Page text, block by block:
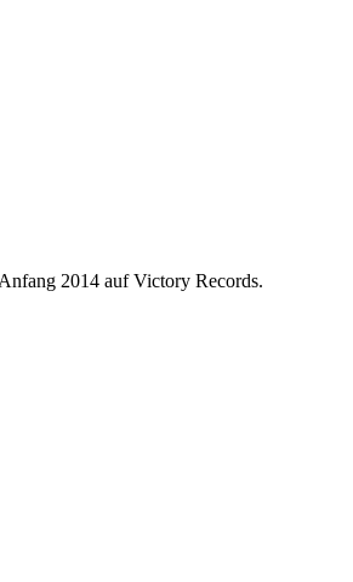
2014 auf Victory Records.